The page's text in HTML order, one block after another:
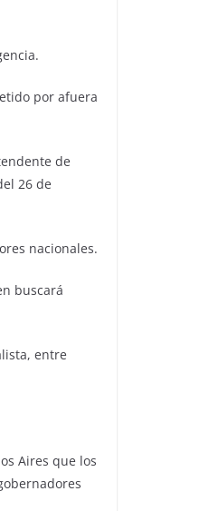
por afuera
de
26 de
nacionales.
buscará
entre
Aires que los